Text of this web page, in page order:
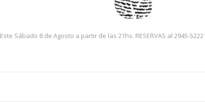
Este Sábado 8 de Agosto a partir de las 21hs. RESERVAS al 2945-